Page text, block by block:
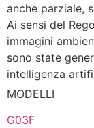
anche parziale,
Ai sensi del
immagini
sono state
intelligenza
MODELLI
G03F